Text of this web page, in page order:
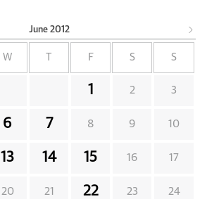
June 2012
W F S S
1 2 3
6 7 8 9 10
13 14 15 16 17
20 21 22 23 24